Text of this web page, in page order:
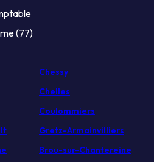
(77)
Chessy
Chelles
Coulommiers
Gretz-Armainvilliers
Brou-sur-Chantereine